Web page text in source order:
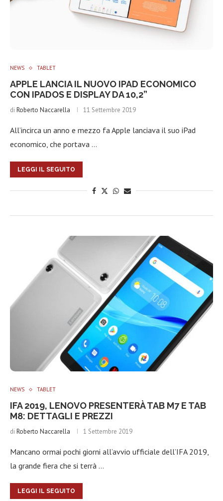
NEWS TABLET
APPLE LANCIA IL NUOVO IPAD ECONOMICO
CON IPADOS E DISPLAY DA 10,2”
di Roberto Naccarella 11 Settembre 2019
All’incirca un anno e mezzo fa Apple lanciava il suo iPad
economico, che portava …
LEGGI IL SEGUITO
NEWS TABLET
IFA 2019, LENOVO PRESENTERÀ TAB M7 E TAB
M8: DETTAGLI E PREZZI
di Roberto Naccarella 1 Settembre 2019
Mancano ormai pochi giorni all’avvio ufficiale dell’IFA 2019,
la grande fiera che si terrà …
LEGGI IL SEGUITO